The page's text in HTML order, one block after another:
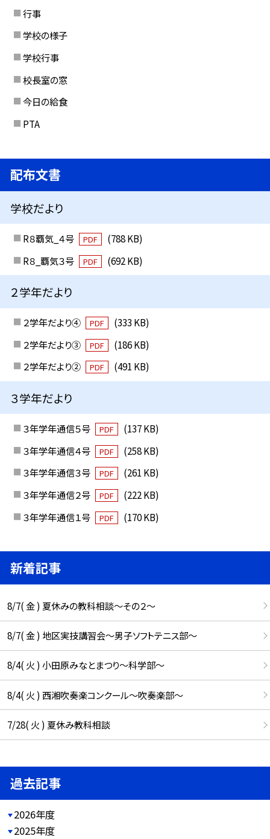
行事
学校の様子
学校行事
校長室の窓
今日の給食
PTA
配布文書
学校だより
R８覇気_４号 PDF
(788 KB)
R８_覇気３号
PDF (692 KB)
２学年だより
２学年だより④ PDF
(333 KB)
２学年だより③
PDF
(186 KB)
２学年だより②
PDF (491 KB)
３学年だより
３年学年通信５号 PDF
(137 KB)
３年学年通信４号
PDF
(258 KB)
３年学年通信３号
PDF
(261 KB)
３年学年通信２号
PDF
(222 KB)
３年学年通信１号
PDF (170 KB)
新着記事
8/7( 金 ) 夏休みの教科相談～その２～
8/7( 金 ) 地区実技講習会～男子ソフトテニス部～
8/4( 火 ) 小田原みなとまつり～科学部～
8/4( 火 ) 西湘吹奏楽コンクール～吹奏楽部～
7/28( 火 ) 夏休み教科相談
過去記事
2026年度
2025年度